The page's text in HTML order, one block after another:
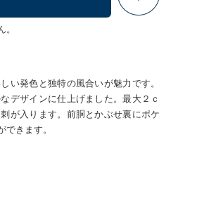
い発色と独特の風合いが魅力です。
デザインに仕上げました。最大２ｃ
が入ります。前胴とかぶせ裏にポケ
きます。